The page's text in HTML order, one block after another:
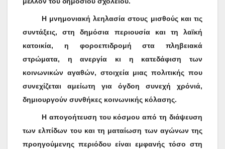
Η μνημονιακή λεηλασία στους μισθούς και τις
συντάξεις, στη δημόσια περιουσία και τη λαϊκή
κατοικία, η φοροεπιδρομή στα πληβειακά
στρώματα, η ανεργία κι η κατεδάφιση των
κοινωνικών αγαθών, στοιχεία μιας πολιτικής που
συνεχίζεται αμείωτη για όγδοη συνεχή χρόνιά,
δημιουργούν συνθήκες κοινωνικής κόλασης.
Η απογοήτευση του κόσμου από τη διάψευση
των ελπίδων του και τη ματαίωση των αγώνων της
προηγούμενης περιόδου είναι εμφανής τόσο στη